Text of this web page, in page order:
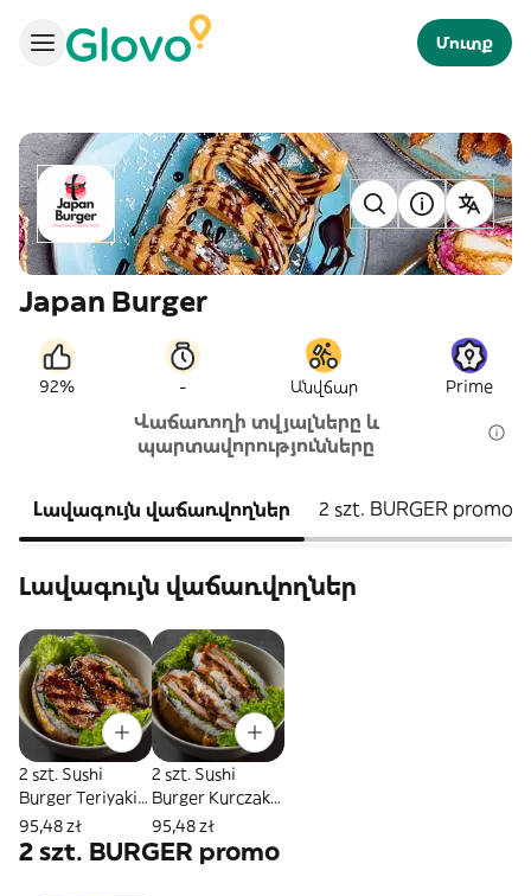
Մուտք
Japan Burger
92% - Անվճար Prime
Վաճառողի տվյալները և
պարտավորությունները
Լավագույն վաճառվողներ 2 szt. BURGER promo
Լավագույն վաճառվողներ
2 szt. Sushi
Burger Teriyaki
Łosoś
PROMOCJA
95,48 zł
2 szt. Sushi
Burger Kurczak
Panko
PROMOCJA
95,48 zł
2 szt. BURGER promo